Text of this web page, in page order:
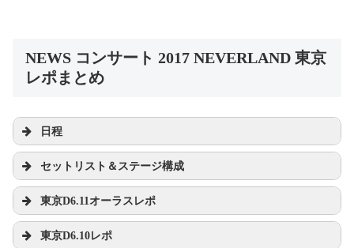
NEWS コンサート 2017 NEVERLAND 東京
レポまとめ
日程
土 日
セットリスト＆ステージ構成
pic.twitter.com/Ak3EDmNpaj
東京D6.11オーラスレポ
東京D6.10レポ